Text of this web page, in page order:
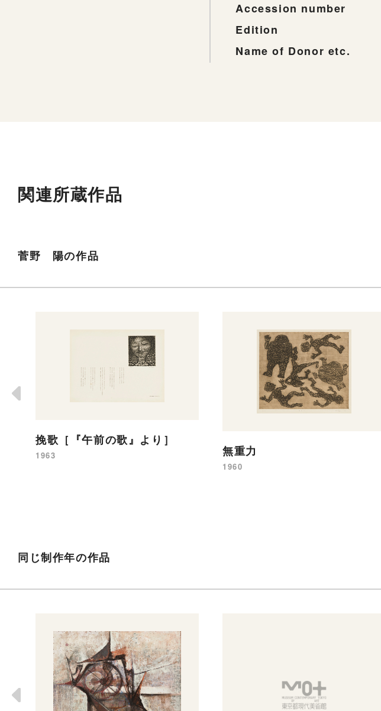
Accession number
Edition
Name of Donor etc.
関連所蔵作品
菅野 陽の作品
挽歌［『午前の歌』より］
1963 無重力
1960
同じ制作年の作品